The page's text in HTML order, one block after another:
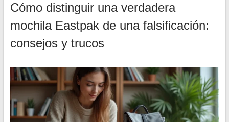
Cómo distinguir una verdadera
mochila Eastpak de una falsificación:
consejos y trucos